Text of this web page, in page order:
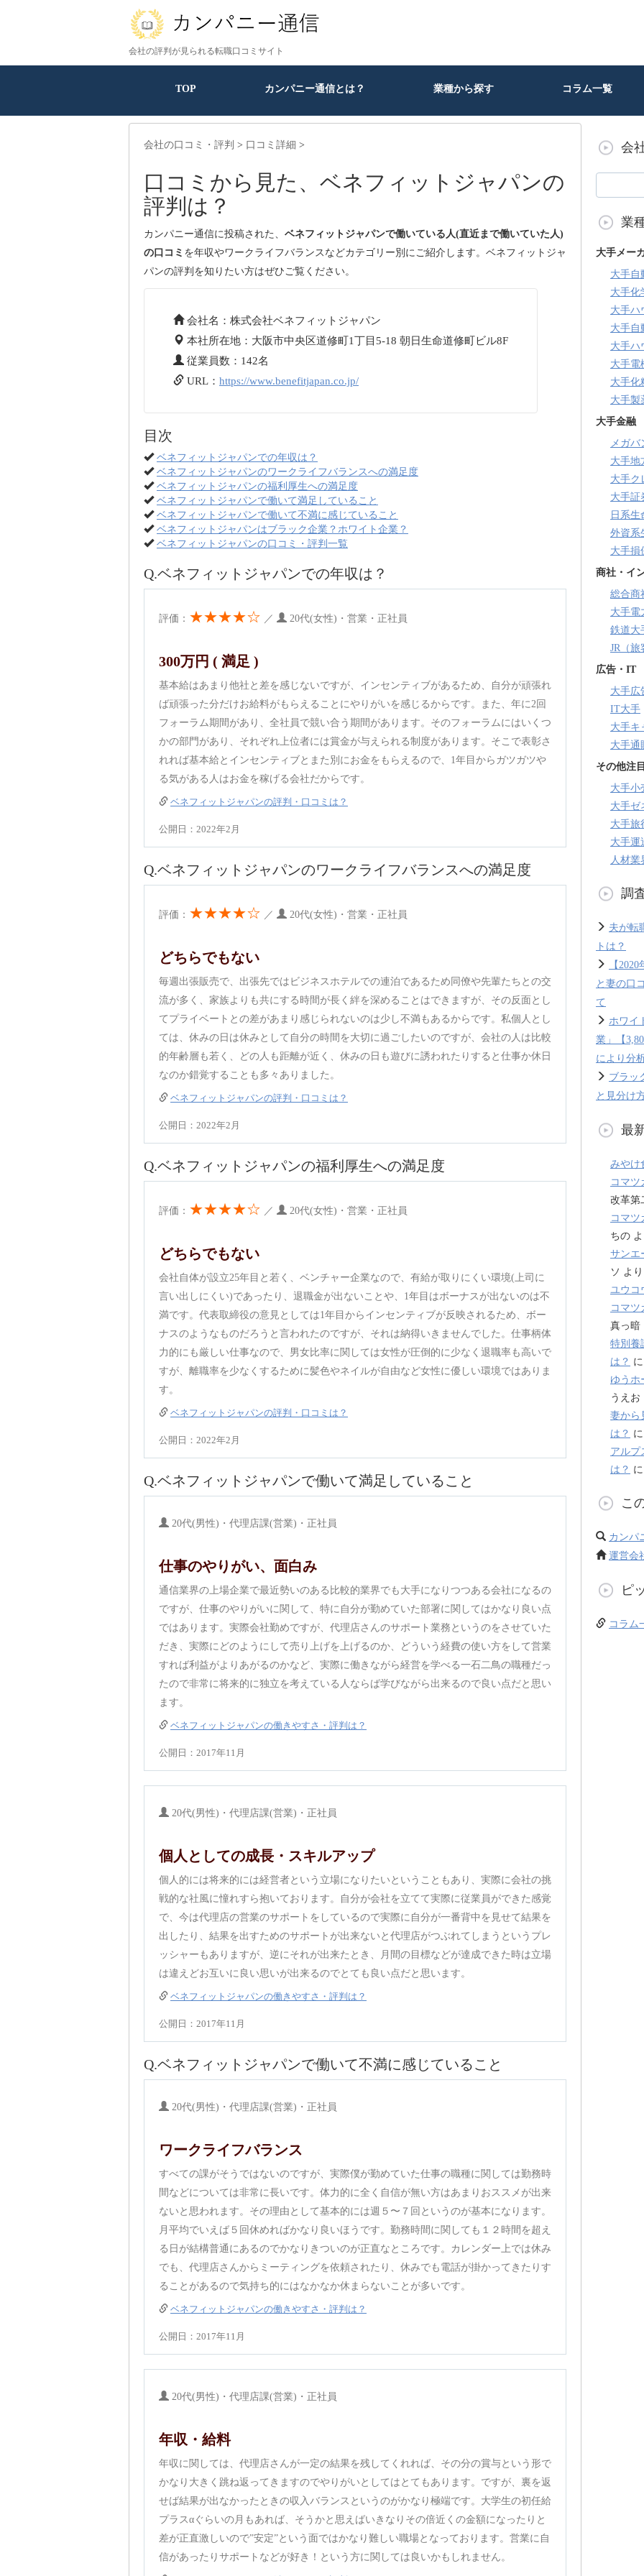
会社の評判が見られる転職口コミサイト
TOP カンパニー通信とは？ 業種から探す コラム一覧
会社の口コミ・評判 > 口コミ詳細 >
口コミから見た、ベネフィットジャパンの
評判は？
カンパニー通信に投稿された、 ベネフィットジャパンで働いている人(直近まで働いていた人)
の口コミ を年収やワークライフバランスなどカテゴリー別にご紹介します。ベネフィットジャ
パンの評判を知りたい方はぜひご覧ください。
会社名：株式会社ベネフィットジャパン
本社所在地：大阪市中央区道修町1丁目5-18 朝日生命道修町ビル8F
従業員数：142名
URL： https://www.benefitjapan.co.jp/
目次
ベネフィットジャパンでの年収は？
ベネフィットジャパンのワークライフバランスへの満足度
ベネフィットジャパンの福利厚生への満足度
ベネフィットジャパンで働いて満足していること
ベネフィットジャパンで働いて不満に感じていること
ベネフィットジャパンはブラック企業？ホワイト企業？
ベネフィットジャパンの口コミ・評判一覧
Q.ベネフィットジャパンでの年収は？
評価： ★★★★☆ ／ 20代(女性)・営業・正社員
300万円 ( 満足 )
基本給はあまり他社と差を感じないですが、インセンティブがあるため、自分が頑張れ
ば頑張った分だけお給料がもらえることにやりがいを感じるからです。また、年に2回
フォーラム期間があり、全社員で競い合う期間があります。そのフォーラムにはいくつ
かの部門があり、それぞれ上位者には賞金が与えられる制度があります。そこで表彰さ
れれば基本給とインセンティブとまた別にお金をもらえるので、1年目からガツガツや
る気がある人はお金を稼げる会社だからです。
ベネフィットジャパンの評判・口コミは？
公開日：2022年2月
Q.ベネフィットジャパンのワークライフバランスへの満足度
評価： ★★★★☆ ／ 20代(女性)・営業・正社員
どちらでもない
毎週出張販売で、出張先ではビジネスホテルでの連泊であるため同僚や先輩たちとの交
流が多く、家族よりも共にする時間が長く絆を深めることはできますが、その反面とし
てプライベートとの差があまり感じられないのは少し不満もあるからです。私個人とし
ては、休みの日は休みとして自分の時間を大切に過ごしたいのですが、会社の人は比較
的年齢層も若く、どの人も距離が近く、休みの日も遊びに誘われたりすると仕事か休日
なのか錯覚することも多々ありました。
ベネフィットジャパンの評判・口コミは？
公開日：2022年2月
Q.ベネフィットジャパンの福利厚生への満足度
評価： ★★★★☆ ／ 20代(女性)・営業・正社員
どちらでもない
会社自体が設立25年目と若く、ベンチャー企業なので、有給が取りにくい環境(上司に
言い出しにくい)であったり、退職金が出ないことや、1年目はボーナスが出ないのは不
満です。代表取締役の意見としては1年目からインセンティブが反映されるため、ボー
ナスのようなものだろうと言われたのですが、それは納得いきませんでした。仕事柄体
力的にも厳しい仕事なので、男女比率に関しては女性が圧倒的に少なく退職率も高いで
すが、離職率を少なくするために髪色やネイルが自由など女性に優しい環境ではありま
す。
ベネフィットジャパンの評判・口コミは？
公開日：2022年2月
Q.ベネフィットジャパンで働いて満足していること
20代(男性)・代理店課(営業)・正社員
仕事のやりがい、面白み
通信業界の上場企業で最近勢いのある比較的業界でも大手になりつつある会社になるの
ですが、仕事のやりがいに関して、特に自分が勤めていた部署に関してはかなり良い点
ではあります。実際会社勤めですが、代理店さんのサポート業務というのをさせていた
だき、実際にどのようにして売り上げを上げるのか、どういう経費の使い方をして営業
すれば利益がよりあがるのかなど、実際に働きながら経営を学べる一石二鳥の職種だっ
たので非常に将来的に独立を考えている人ならば学びながら出来るので良い点だと思い
ます。
ベネフィットジャパンの働きやすさ・評判は？
公開日：2017年11月
20代(男性)・代理店課(営業)・正社員
個人としての成長・スキルアップ
個人的には将来的には経営者という立場になりたいということもあり、実際に会社の挑
戦的な社風に憧れすら抱いております。自分が会社を立てて実際に従業員ができた感覚
で、今は代理店の営業のサポートをしているので実際に自分が一番背中を見せて結果を
出したり、結果を出すためのサポートが出来ないと代理店がつぶれてしまうというプレ
ッシャーもありますが、逆にそれが出来たとき、月間の目標などが達成できた時は立場
は違えどお互いに良い思いが出来るのでとても良い点だと思います。
ベネフィットジャパンの働きやすさ・評判は？
公開日：2017年11月
Q.ベネフィットジャパンで働いて不満に感じていること
20代(男性)・代理店課(営業)・正社員
ワークライフバランス
すべての課がそうではないのですが、実際僕が勤めていた仕事の職種に関しては勤務時
間などについては非常に長いです。体力的に全く自信が無い方はあまりおススメが出来
ないと思われます。その理由として基本的には週５〜７回というのが基本になります。
月平均でいえば５回休めればかなり良いほうです。勤務時間に関しても１２時間を超え
る日が結構普通にあるのでかなりきついのが正直なところです。カレンダー上では休み
でも、代理店さんからミーティングを依頼されたり、休みでも電話が掛かってきたりす
ることがあるので気持ち的にはなかなか休まらないことが多いです。
ベネフィットジャパンの働きやすさ・評判は？
公開日：2017年11月
20代(男性)・代理店課(営業)・正社員
年収・給料
年収に関しては、代理店さんが一定の結果を残してくれれば、その分の賞与という形で
かなり大きく跳ね返ってきますのでやりがいとしてはとてもあります。ですが、裏を返
せば結果が出なかったときの収入バランスというのがかなり極端です。大学生の初任給
プラスαぐらいの月もあれば、そうかと思えばいきなりその倍近くの金額になったりと
差が正直激しいので”安定”という面ではかなり難しい職場となっております。営業に自
信があったりサポートなどが好き！という方に関しては良いかもしれません。
会
業
大手メー
大手自
大手化
大手ハ
大手自
大手ハ
大手電
大手化
大手製
大手金融
メガバ
大手地
大手ク
大手証
日系生
外資系
大手損
商社・イ
総合商
大手電
鉄道大
JR（旅
広告・IT
大手広
IT大手
大手キ
大手通
その他注
大手小
大手ゼ
大手旅
大手運
人材業
調
夫が転
トは？
【
と妻の口
て
ホワイ
業」【
により分
ブラッ
と見分け
最
みやけ
コマツ
改革第
コマツ
ちの
サンエ
ソ より
ユウコ
コマツ
真っ暗
特別養
は？
ゆうホ
うえお
妻から
は？
アルプ
は？
こ
カンパ
運営会
ピ
コラム